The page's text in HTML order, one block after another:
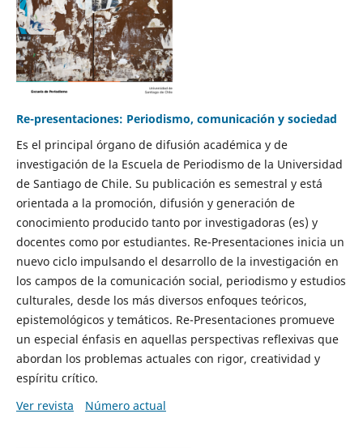
Re-presentaciones: Periodismo, comunicación y sociedad
Es el principal órgano de difusión académica y de
investigación de la Escuela de Periodismo de la Universidad
de Santiago de Chile. Su publicación es semestral y está
orientada a la promoción, difusión y generación de
conocimiento producido tanto por investigadoras (es) y
docentes como por estudiantes. Re-Presentaciones inicia un
nuevo ciclo impulsando el desarrollo de la investigación en
los campos de la comunicación social, periodismo y estudios
culturales, desde los más diversos enfoques teóricos,
epistemológicos y temáticos. Re-Presentaciones promueve
un especial énfasis en aquellas perspectivas reflexivas que
abordan los problemas actuales con rigor, creatividad y
espíritu crítico.
Ver revista
Número actual